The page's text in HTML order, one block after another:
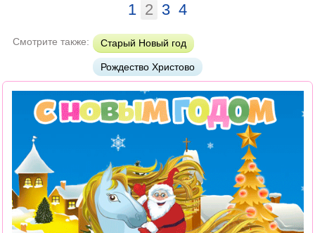
1 2 3 4
Смотрите также: Старый Новый год
Рождество Христово